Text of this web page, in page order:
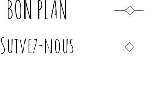
BON PLAN
Suivez-nous